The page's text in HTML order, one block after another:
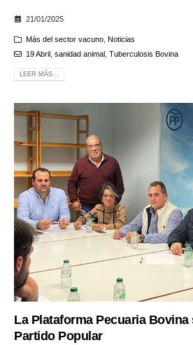
21/01/2025
Más del sector vacuno, Noticias
19 Abril, sanidad animal, Tuberculosis Bovina
LEER MÁS...
La Plataforma Pecuaria Bovina
Partido Popular